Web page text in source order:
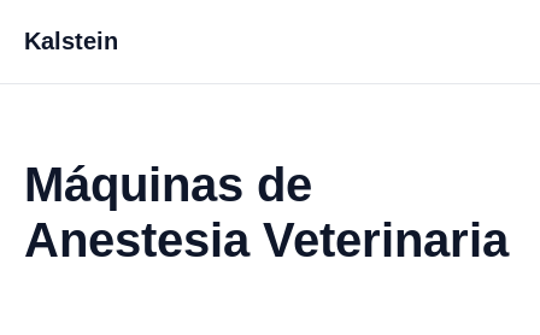
Kalstein
Máquinas de
Anestesia Veterinaria